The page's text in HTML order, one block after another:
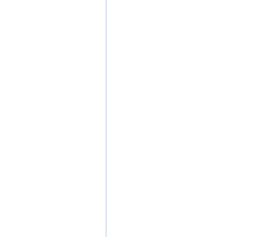
精品自主SUV推荐
凑家用型SUV盘点
监测装置SUV推荐
包 店内现车供应
等四驱SUV降4万
期冰点价 狂降1万